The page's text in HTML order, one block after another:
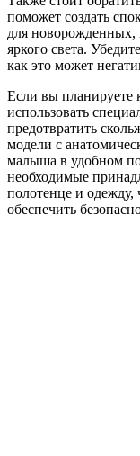
поможет создать
для новорожденных,
яркого света.
как это может
Если вы планируете
использовать
предотвратить
модели с
малыша в удобном
необходимые
полотенце и одежду,
обеспечить